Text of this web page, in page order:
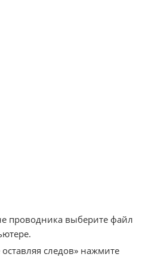
проводника выберите файл
следов» нажмите